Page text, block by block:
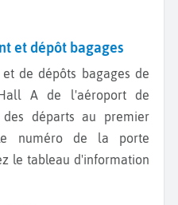
et dépôt bagages
A de l'aéroport de
départs au premier
numéro de la porte
le tableau d'information